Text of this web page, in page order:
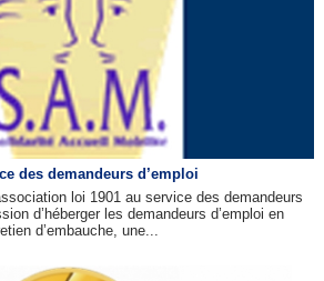
des demandeurs d’emploi
loi 1901 au service des demandeurs
d’héberger les demandeurs d’emploi en
d’embauche, une...